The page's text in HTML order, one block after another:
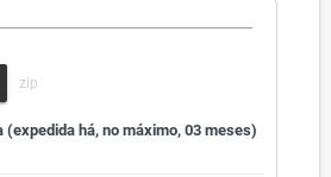
há, no máximo, 03 meses)